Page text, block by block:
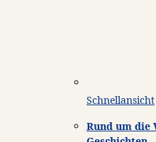
Schnellansicht
Rund um die